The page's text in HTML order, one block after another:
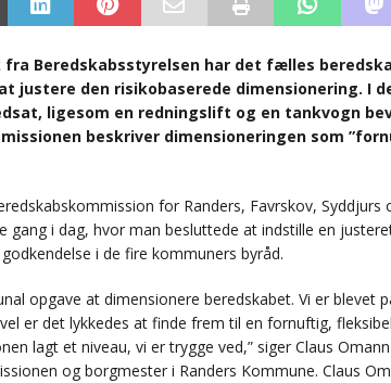
Beredskabsstyrelsen har det fælles
justere den risikobaserede dimensionering. I
ligesom en redningslift og en tankvogn
beskriver dimensioneringen som
for Randers, Favrskov,
gang i dag, hvor man besluttede at indstille en
i de fire kommuners byråd.
opgave at dimensionere beredskabet. Vi er blevet
er det lykkedes at finde frem til en fornuftig,
lagt et niveau, vi er trygge ved,” siger Claus
og borgmester i Randers Kommune. Claus